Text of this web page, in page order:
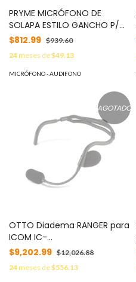
PRYME MICRÓFONO DE
SOLAPA ESTILO GANCHO P/
ICOM ICF-1000/2000 MOD:
SPM-330SEB
$812.99 $939.60
24meses de$49.13
MICRÓFONO - AUDIFONO
AGOTADO
OTTO Diadema RANGER para
ICOM IC-
F50/60/50V/60V/3161/4161
MOD: V4-NR2CM1
$9,202.99 $12,026.88
24meses de$556.13